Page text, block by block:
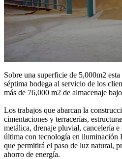
Sobre una superficie de 5,000m2
séptima bodega al servicio de los
más de 76,000 m2 de almacenaje
Los trabajos que abarcan la
cimentaciones y terracerías,
metálica, drenaje pluvial, cancelería e
última con tecnología en iluminación
que permitirá el paso de luz natural,
ahorro de energía.